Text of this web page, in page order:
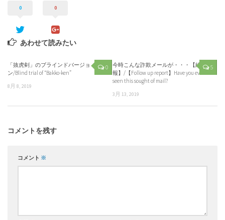
0 0
あわせて読みたい
0
「抜虎剣」のブラインドバージョ
ン/Blind trial of “Bakko-ken”
8月 8, 2019
5
今時こんな詐欺メールが・・・【続
報】/【Follow up report】Have you ever
seen this sought of mail?
3月 13, 2019
コメントを残す
コメント ※